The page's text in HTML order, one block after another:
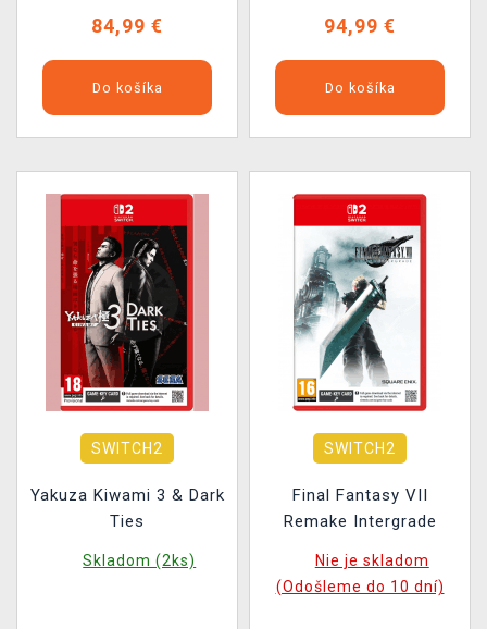
84,99 €
Do košíka
94,99 €
Do košíka
SWITCH2
Yakuza Kiwami 3 & Dark
Ties
Skladom (2ks)
SWITCH2
Final Fantasy VII
Remake Intergrade
Nie je skladom
(Odošleme do 10 dní)